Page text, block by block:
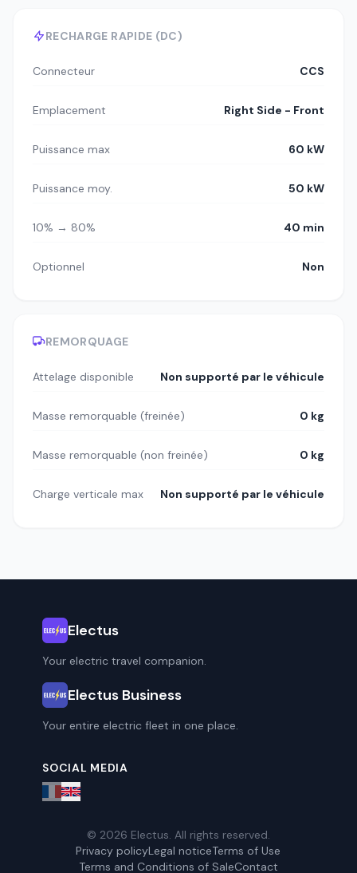
RECHARGE RAPIDE (DC)
Connecteur CCS
Emplacement Right Side - Front
Puissance max 60 kW
Puissance moy. 50 kW
10% → 80% 40 min
Optionnel Non
REMORQUAGE
Attelage disponible Non supporté par le véhicule
Masse remorquable (freinée) 0 kg
Masse remorquable (non freinée) 0 kg
Charge verticale max Non supporté par le véhicule
Electus
Your electric travel companion.
Electus Business
Your entire electric fleet in one place.
SOCIAL MEDIA
© 2026 Electus. All rights reserved.
Privacy policyLegal noticeTerms of Use
Terms and Conditions of SaleContact